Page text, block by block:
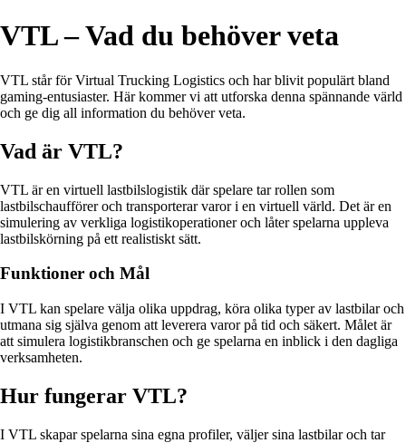
VTL – Vad du behöver veta
VTL står för Virtual Trucking Logistics och har blivit populärt bland
gaming-entusiaster. Här kommer vi att utforska denna spännande värld
och ge dig all information du behöver veta.
Vad är VTL?
VTL är en virtuell lastbilslogistik där spelare tar rollen som
lastbilschaufförer och transporterar varor i en virtuell värld. Det är en
simulering av verkliga logistikoperationer och låter spelarna uppleva
lastbilskörning på ett realistiskt sätt.
Funktioner och Mål
I VTL kan spelare välja olika uppdrag, köra olika typer av lastbilar och
utmana sig själva genom att leverera varor på tid och säkert. Målet är
att simulera logistikbranschen och ge spelarna en inblick i den dagliga
verksamheten.
Hur fungerar VTL?
I VTL skapar spelarna sina egna profiler, väljer sina lastbilar och tar